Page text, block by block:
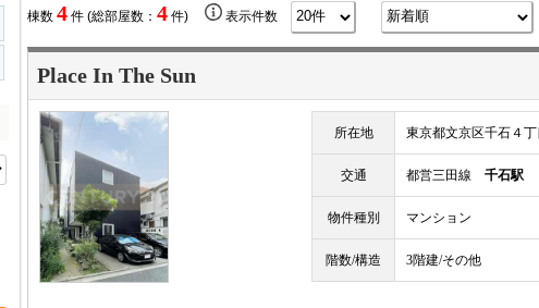
棟数 4 件 (総部屋数： 4 件) 表示件数
Place In The Sun
所在地 東京都文京区千石４丁
交通 都営三田線 千石駅
物件種別 マンション
階数/構造 3階建/その他